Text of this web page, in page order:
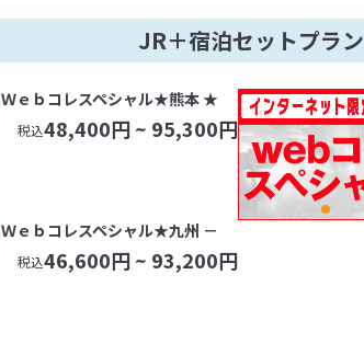
JR＋宿泊セットプラン
Ｗｅｂコレスペシャル★熊本 ★
税込48,400円 ~ 95,300円
Ｗｅｂコレスペシャル★九州 －
税込46,600円 ~ 93,200円